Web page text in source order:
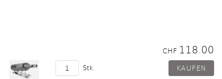
CHF 118.00
Stk.